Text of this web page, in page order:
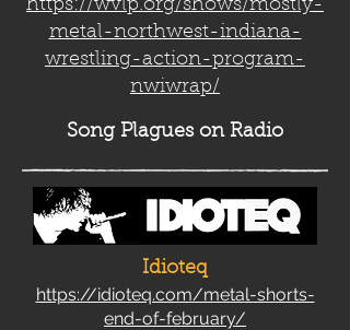
https://wvlp.org/shows/mostly-
metal-northwest-indiana-
wrestling-action-program-
nwiwrap/
Song Plagues on Radio
Idioteq
https://idioteq.com/metal-shorts-
end-of-february/